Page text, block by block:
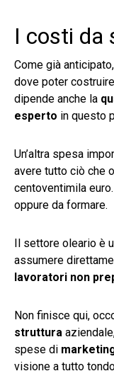
I costi da
Come già
dove poter
dipende anche la
esperto in questo
Un’altra spesa
avere tutto ciò che
centoventimila
oppure da formare.
Il settore oleario è
assumere
lavoratori non
Non finisce qui,
struttura
spese di
visione a tutto